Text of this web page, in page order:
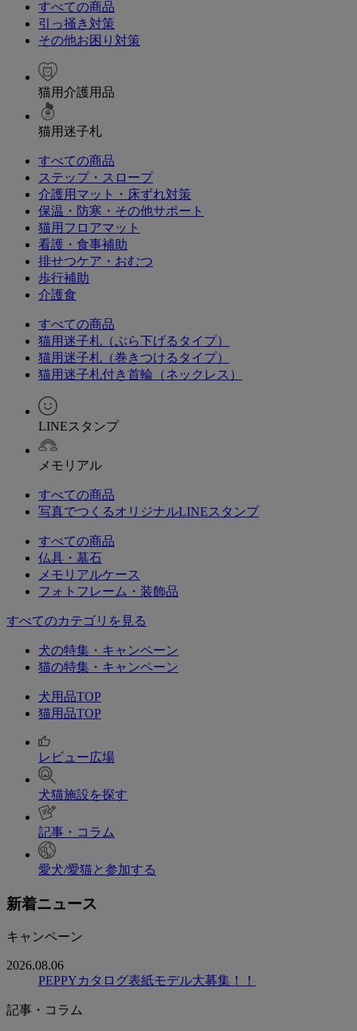
すべての商品
引っ掻き対策
その他お困り対策
猫用介護用品
猫用迷子札
すべての商品
ステップ・スロープ
介護用マット・床ずれ対策
保温・防寒・その他サポート
猫用フロアマット
看護・食事補助
排せつケア・おむつ
歩行補助
介護食
すべての商品
猫用迷子札（ぶら下げるタイプ）
猫用迷子札（巻きつけるタイプ）
猫用迷子札付き首輪（ネックレス）
LINEスタンプ
メモリアル
すべての商品
写真でつくるオリジナルLINEスタンプ
すべての商品
仏具・墓石
メモリアルケース
フォトフレーム・装飾品
すべてのカテゴリを見る
犬の特集・キャンペーン
猫の特集・キャンペーン
犬用品TOP
猫用品TOP
レビュー広場
犬猫施設を探す
記事・コラム
愛犬/愛猫と参加する
新着ニュース
キャンペーン
2026.08.06
PEPPYカタログ表紙モデル大募集！！
記事・コラム